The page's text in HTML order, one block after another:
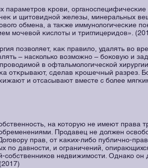
параметров крови,
и щитовидной железы, минеральных
обмена, а также иммунологические
мочевой кислоты и триглицеридов».
позволяет, как правило, удалять во
– насколько возможно – боковую и
в офтальмологической
открывают, сделав крошечный разрез.
и отсасывают вместе с более
на которую не имеют права
Продавец не должен
прав, от каких-либо публично-
по давности, и ограничений,
недвижимости. Однако он